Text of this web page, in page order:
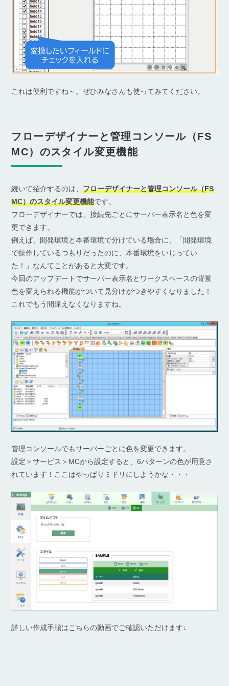
これは便利ですね～。ぜひみなさんも使ってみてください。
フローデザイナーと管理コンソール（FS
MC）のスタイル変更機能
続いて紹介するのは、フローデザイナーと管理コンソール（FS
MC）のスタイル変更機能です。
フローデザイナーでは、接続先ごとにサーバー表示名と色を変
更できます。
例えば、開発環境と本番環境で分けている場合に、「開発環境
で操作しているつもりだったのに、本番環境をいじってい
た！」なんてことがあると大変です。
今回のアップデートでサーバー表示名とワークスペースの背景
色を変えられる機能がついて見分けがつきやすくなりました！
これでもう間違えなくなりますね。
管理コンソールでもサーバーごとに色を変更できます。
設定＞サービス＞MCから設定すると、6パターンの色が用意さ
れています！ここはやっぱりミドリにしようかな・・・
詳しい作成手順はこちらの動画でご確認いただけます↓